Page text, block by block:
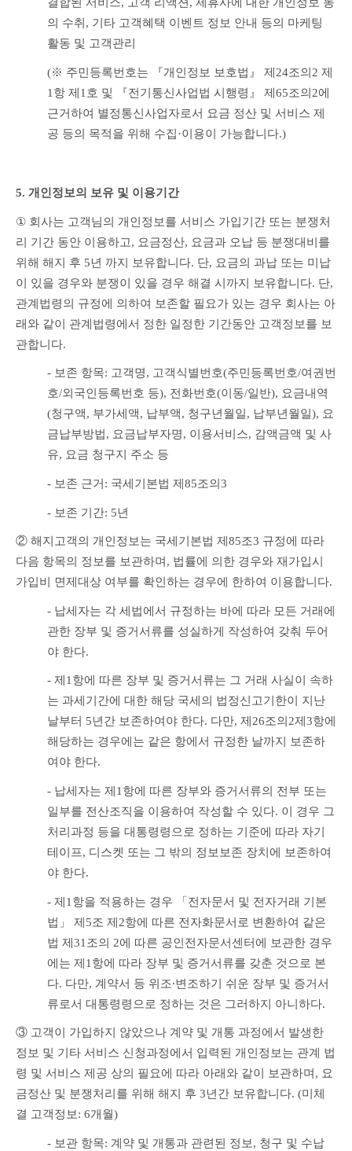
의 수취, 기타 고객혜택 이벤트 정보 안내 등의 마케팅
활동 및 고객관리
(※ 주민등록번호는 『개인정보 보호법』 제24조의2 제
1항 제1호 및 『전기통신사업법 시행령』 제65조의2에
근거하여 별정통신사업자로서 요금 정산 및 서비스 제
공 등의 목적을 위해 수집·이용이 가능합니다.)
5. 개인정보의 보유 및 이용기간
① 회사는 고객님의 개인정보를 서비스 가입기간 또는 분쟁처
리 기간 동안 이용하고, 요금정산, 요금과 오납 등 분쟁대비를
위해 해지 후 5년 까지 보유합니다. 단, 요금의 과납 또는 미납
이 있을 경우와 분쟁이 있을 경우 해결 시까지 보유합니다. 단,
관계법령의 규정에 의하여 보존할 필요가 있는 경우 회사는 아
래와 같이 관계법령에서 정한 일정한 기간동안 고객정보를 보
관합니다.
- 보존 항목: 고객명, 고객식별번호(주민등록번호/여권번
호/외국인등록번호 등), 전화번호(이동/일반), 요금내역
(청구액, 부가세액, 납부액, 청구년월일, 납부년월일), 요
금납부방법, 요금납부자명, 이용서비스, 감액금액 및 사
유, 요금 청구지 주소 등
- 보존 근거: 국세기본법 제85조의3
- 보존 기간: 5년
② 해지고객의 개인정보는 국세기본법 제85조3 규정에 따라
다음 항목의 정보를 보관하며, 법률에 의한 경우와 재가입시
가입비 면제대상 여부를 확인하는 경우에 한하여 이용합니다.
- 납세자는 각 세법에서 규정하는 바에 따라 모든 거래에
관한 장부 및 증거서류를 성실하게 작성하여 갖춰 두어
야 한다.
- 제1항에 따른 장부 및 증거서류는 그 거래 사실이 속하
는 과세기간에 대한 해당 국세의 법정신고기한이 지난
날부터 5년간 보존하여야 한다. 다만, 제26조의2제3항에
해당하는 경우에는 같은 항에서 규정한 날까지 보존하
여야 한다.
- 납세자는 제1항에 따른 장부와 증거서류의 전부 또는
일부를 전산조직을 이용하여 작성할 수 있다. 이 경우 그
처리과정 등을 대통령령으로 정하는 기준에 따라 자기
테이프, 디스켓 또는 그 밖의 정보보존 장치에 보존하여
야 한다.
- 제1항을 적용하는 경우 「전자문서 및 전자거래 기본
법」 제5조 제2항에 따른 전자화문서로 변환하여 같은
법 제31조의 2에 따른 공인전자문서센터에 보관한 경우
에는 제1항에 따라 장부 및 증거서류를 갖춘 것으로 본
다. 다만, 계약서 등 위조∙변조하기 쉬운 장부 및 증거서
류로서 대통령령으로 정하는 것은 그러하지 아니하다.
③ 고객이 가입하지 않았으나 계약 및 개통 과정에서 발생한
정보 및 기타 서비스 신청과정에서 입력된 개인정보는 관계 법
령 및 서비스 제공 상의 필요에 따라 아래와 같이 보관하며, 요
금정산 및 분쟁처리를 위해 해지 후 3년간 보유합니다. (미체
결 고객정보: 6개월)
- 보관 항목: 계약 및 개통과 관련된 정보, 청구 및 수납